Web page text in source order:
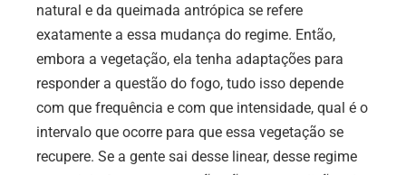
natural e da queimada antrópica se refere
exatamente a essa mudança do regime. Então,
embora a vegetação, ela tenha adaptações para
responder a questão do fogo, tudo isso depende
com que frequência e com que intensidade, qual é o
intervalo que ocorre para que essa vegetação se
recupere. Se a gente sai desse linear, desse regime